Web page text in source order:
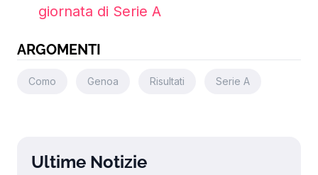
giornata di Serie A
ARGOMENTI
Como Genoa Risultati Serie A
Ultime Notizie